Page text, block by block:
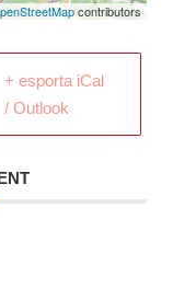
contributors
+ esporta iCal
/ Outlook